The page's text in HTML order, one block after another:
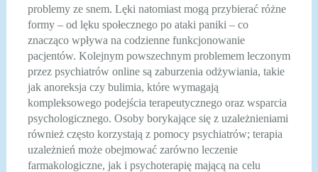
problemy ze snem. Lęki natomiast mogą przybierać różne
formy – od lęku społecznego po ataki paniki – co
znacząco wpływa na codzienne funkcjonowanie
pacjentów. Kolejnym powszechnym problemem leczonym
przez psychiatrów online są zaburzenia odżywiania, takie
jak anoreksja czy bulimia, które wymagają
kompleksowego podejścia terapeutycznego oraz wsparcia
psychologicznego. Osoby borykające się z uzależnieniami
również często korzystają z pomocy psychiatrów; terapia
uzależnień może obejmować zarówno leczenie
farmakologiczne, jak i psychoterapię mającą na celu